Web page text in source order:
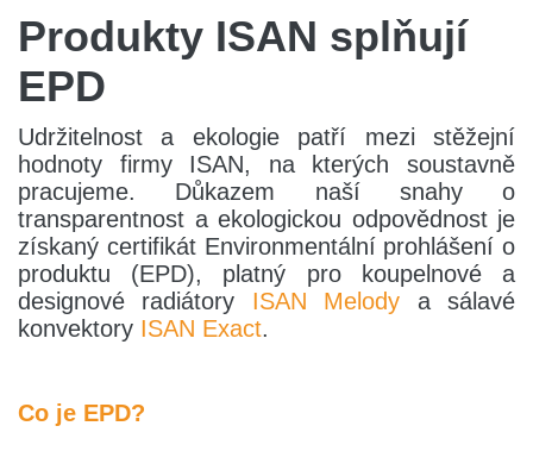
Produkty ISAN splňují
EPD
Udržitelnost a ekologie patří mezi stěžejní
hodnoty firmy ISAN, na kterých soustavně
pracujeme. Důkazem naší snahy o
transparentnost a ekologickou odpovědnost je
získaný certifikát Environmentální prohlášení o
produktu (EPD), platný pro koupelnové a
designové radiátory ISAN Melody a sálavé
konvektory ISAN Exact.
Co je EPD?